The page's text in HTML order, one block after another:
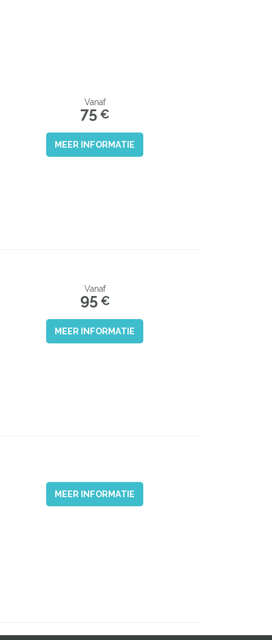
Vanaf
75 €
MEER INFORMATIE
Vanaf
95€
MEER INFORMATIE
MEER INFORMATIE